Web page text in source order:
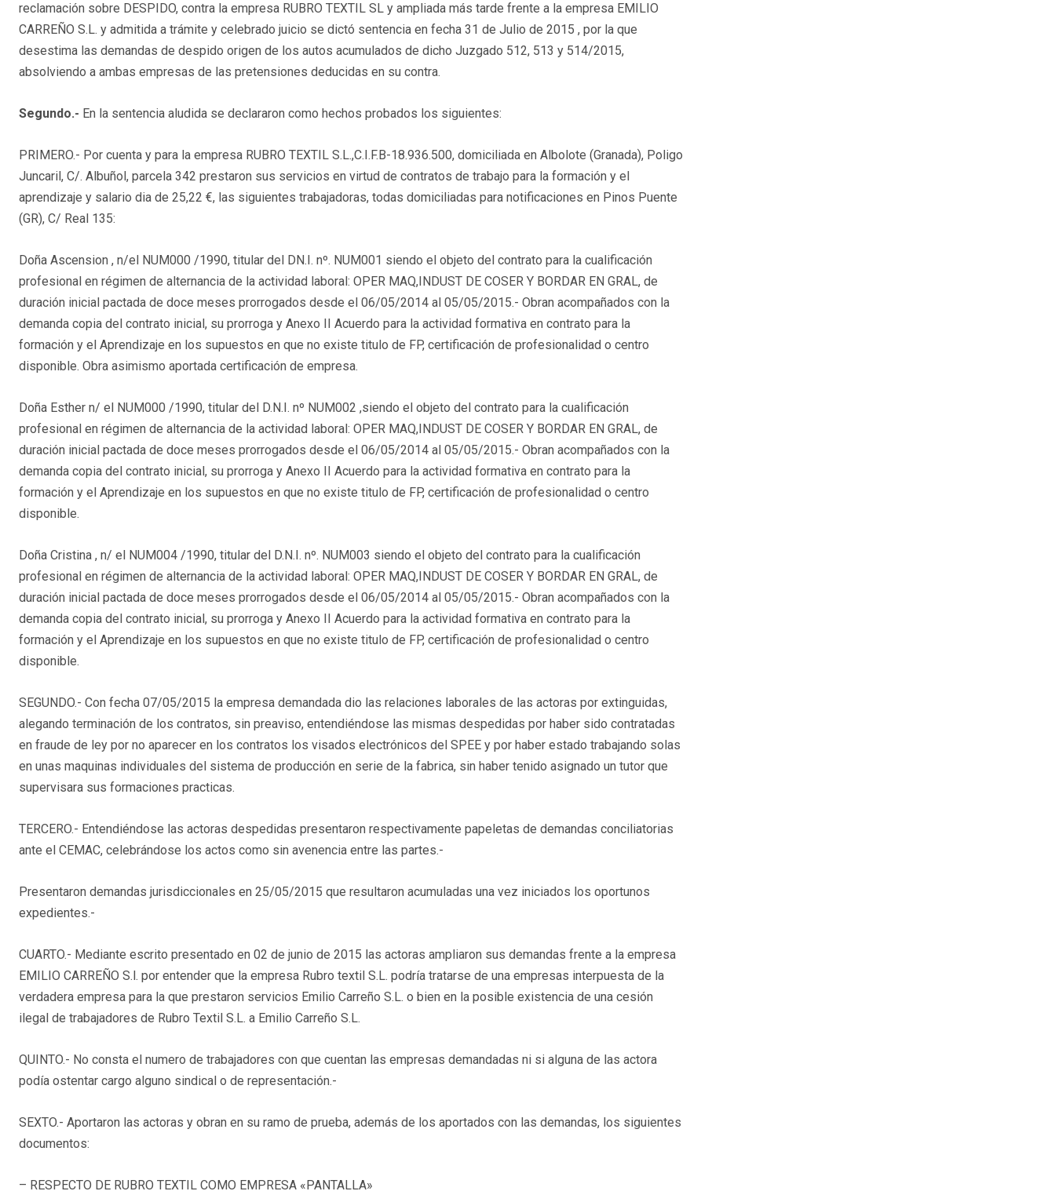
reclamación sobre DESPIDO, contra la empresa RUBRO TEXTIL SL y ampliada más tarde frente a la empresa EMILIO
CARREÑO S.L. y admitida a trámite y celebrado juicio se dictó sentencia en fecha 31 de Julio de 2015 , por la que
desestima las demandas de despido origen de los autos acumulados de dicho Juzgado 512, 513 y 514/2015,
absolviendo a ambas empresas de las pretensiones deducidas en su contra.
Segundo.- En la sentencia aludida se declararon como hechos probados los siguientes:
PRIMERO.- Por cuenta y para la empresa RUBRO TEXTIL S.L.,C.I.F.B-18.936.500, domiciliada en Albolote (Granada), Poligo
Juncaril, C/. Albuñol, parcela 342 prestaron sus servicios en virtud de contratos de trabajo para la formación y el
aprendizaje y salario dia de 25,22 €, las siguientes trabajadoras, todas domiciliadas para notificaciones en Pinos Puente
(GR), C/ Real 135:
Doña Ascension , n/el NUM000 /1990, titular del DN.I. nº. NUM001 siendo el objeto del contrato para la cualificación
profesional en régimen de alternancia de la actividad laboral: OPER MAQ,INDUST DE COSER Y BORDAR EN GRAL, de
duración inicial pactada de doce meses prorrogados desde el 06/05/2014 al 05/05/2015.- Obran acompañados con la
demanda copia del contrato inicial, su prorroga y Anexo II Acuerdo para la actividad formativa en contrato para la
formación y el Aprendizaje en los supuestos en que no existe titulo de FP, certificación de profesionalidad o centro
disponible. Obra asimismo aportada certificación de empresa.
Doña Esther n/ el NUM000 /1990, titular del D.N.I. nº NUM002 ,siendo el objeto del contrato para la cualificación
profesional en régimen de alternancia de la actividad laboral: OPER MAQ,INDUST DE COSER Y BORDAR EN GRAL, de
duración inicial pactada de doce meses prorrogados desde el 06/05/2014 al 05/05/2015.- Obran acompañados con la
demanda copia del contrato inicial, su prorroga y Anexo II Acuerdo para la actividad formativa en contrato para la
formación y el Aprendizaje en los supuestos en que no existe titulo de FP, certificación de profesionalidad o centro
disponible.
Doña Cristina , n/ el NUM004 /1990, titular del D.N.I. nº. NUM003 siendo el objeto del contrato para la cualificación
profesional en régimen de alternancia de la actividad laboral: OPER MAQ,INDUST DE COSER Y BORDAR EN GRAL, de
duración inicial pactada de doce meses prorrogados desde el 06/05/2014 al 05/05/2015.- Obran acompañados con la
demanda copia del contrato inicial, su prorroga y Anexo II Acuerdo para la actividad formativa en contrato para la
formación y el Aprendizaje en los supuestos en que no existe titulo de FP, certificación de profesionalidad o centro
disponible.
SEGUNDO.- Con fecha 07/05/2015 la empresa demandada dio las relaciones laborales de las actoras por extinguidas,
alegando terminación de los contratos, sin preaviso, entendiéndose las mismas despedidas por haber sido contratadas
en fraude de ley por no aparecer en los contratos los visados electrónicos del SPEE y por haber estado trabajando solas
en unas maquinas individuales del sistema de producción en serie de la fabrica, sin haber tenido asignado un tutor que
supervisara sus formaciones practicas.
TERCERO.- Entendiéndose las actoras despedidas presentaron respectivamente papeletas de demandas conciliatorias
ante el CEMAC, celebrándose los actos como sin avenencia entre las partes.-
Presentaron demandas jurisdiccionales en 25/05/2015 que resultaron acumuladas una vez iniciados los oportunos
expedientes.-
CUARTO.- Mediante escrito presentado en 02 de junio de 2015 las actoras ampliaron sus demandas frente a la empresa
EMILIO CARREÑO S.l. por entender que la empresa Rubro textil S.L. podría tratarse de una empresas interpuesta de la
verdadera empresa para la que prestaron servicios Emilio Carreño S.L. o bien en la posible existencia de una cesión
ilegal de trabajadores de Rubro Textil S.L. a Emilio Carreño S.L.
QUINTO.- No consta el numero de trabajadores con que cuentan las empresas demandadas ni si alguna de las actora
podía ostentar cargo alguno sindical o de representación.-
SEXTO.- Aportaron las actoras y obran en su ramo de prueba, además de los aportados con las demandas, los siguientes
documentos:
– RESPECTO DE RUBRO TEXTIL COMO EMPRESA «PANTALLA»